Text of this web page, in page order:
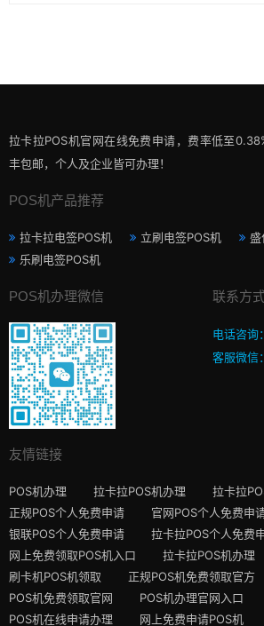
拉卡拉POS机官网在线免费申请，费率低至
丰包邮，个人及企业皆可办理！
POS机产品推荐
拉卡拉电签POS机 立刷电签POS机
盛
乐刷电签POS机
POS机办理微信 联系方
电话咨
客服微信
友情链接
POS机办理 拉卡拉POS机办理
拉卡拉
正规POS个人免费申请
官网POS个人免费申
银联POS个人免费申请
拉卡拉POS个人免费
网上免费领取POS机入口
拉卡拉POS机办理
刷卡机POS机领取
正规POS机免费领取官方
POS机免费领取官网
POS机办理官网入口
POS机在线申请办理
网上免费申请POS机